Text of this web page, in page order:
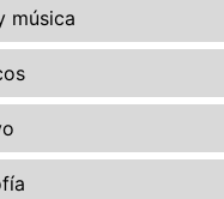
música